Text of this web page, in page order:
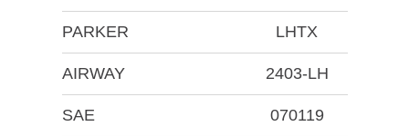
PARKER LHTX
AIRWAY 2403-LH
SAE 070119